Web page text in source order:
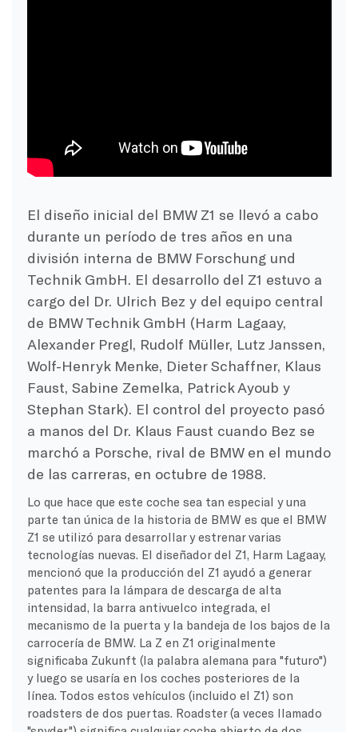
El diseño inicial del BMW Z1 se llevó a cabo
durante un período de tres años en una
división interna de BMW Forschung und
Technik GmbH. El desarrollo del Z1 estuvo a
cargo del Dr. Ulrich Bez y del equipo central
de BMW Technik GmbH (Harm Lagaay,
Alexander Pregl, Rudolf Müller, Lutz Janssen,
Wolf-Henryk Menke, Dieter Schaffner, Klaus
Faust, Sabine Zemelka, Patrick Ayoub y
Stephan Stark). El control del proyecto pasó
a manos del Dr. Klaus Faust cuando Bez se
marchó a Porsche, rival de BMW en el mundo
de las carreras, en octubre de 1988.
Lo que hace que este coche sea tan especial y una
parte tan única de la historia de BMW es que el BMW
Z1 se utilizó para desarrollar y estrenar varias
tecnologías nuevas. El diseñador del Z1, Harm Lagaay,
mencionó que la producción del Z1 ayudó a generar
patentes para la lámpara de descarga de alta
intensidad, la barra antivuelco integrada, el
mecanismo de la puerta y la bandeja de los bajos de la
carrocería de BMW. La Z en Z1 originalmente
significaba Zukunft (la palabra alemana para "futuro")
y luego se usaría en los coches posteriores de la
línea. Todos estos vehículos (incluido el Z1) son
roadsters de dos puertas. Roadster (a veces llamado